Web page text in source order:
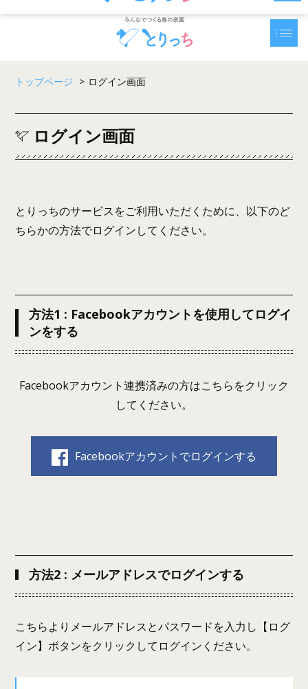
トップページ > ログイン画面
ログイン画面
とりっちのサービスをご利用いただくために、以下のど
ちらかの方法でログインしてください。
方法1 : Facebookアカウントを使用してログイ
ンをする
Facebookアカウント連携済みの方はこちらをクリック
してください。
Facebookアカウントでログインする
方法2 : メールアドレスでログインする
こちらよりメールアドレスとパスワードを入力し【ログ
イン】ボタンをクリックしてログインください。